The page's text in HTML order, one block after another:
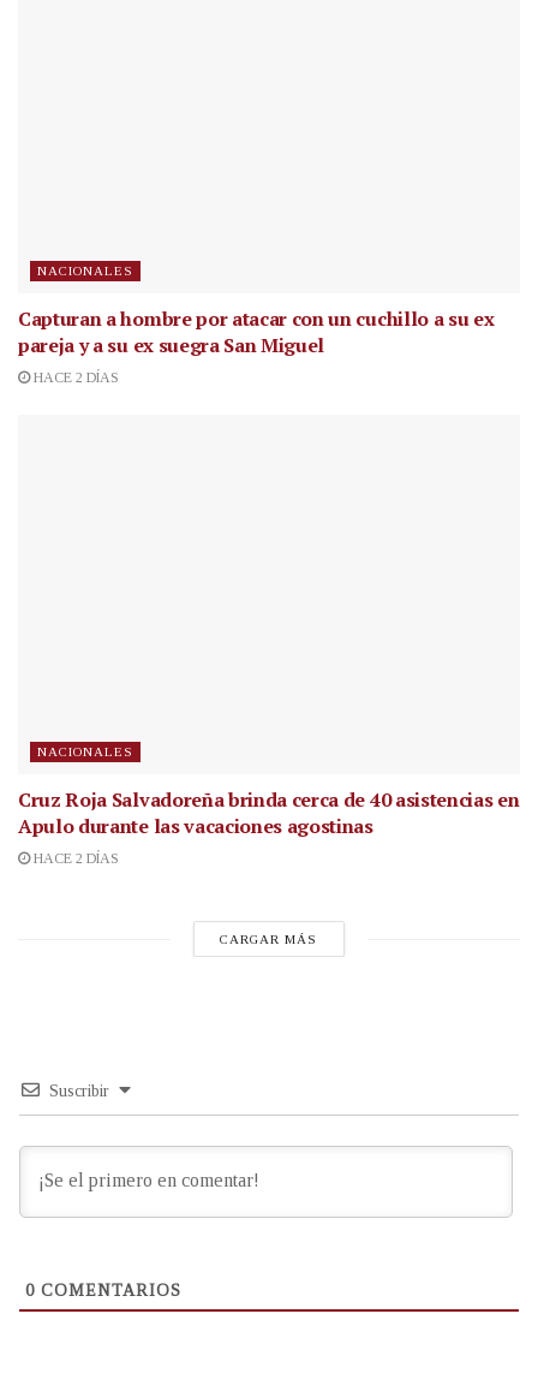
NACIONALES
Capturan a hombre por atacar con un cuchillo a su ex
pareja y a su ex suegra San Miguel
HACE 2 DÍAS
NACIONALES
Cruz Roja Salvadoreña brinda cerca de 40 asistencias en
Apulo durante las vacaciones agostinas
HACE 2 DÍAS
CARGAR MÁS
Suscribir
0 COMENTARIOS